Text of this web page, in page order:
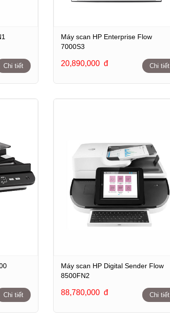
Chi tiết
Máy scan HP Enterprise Flow
7000S3
20,890,000 đ Chi tiết
Chi tiết
Máy scan HP Digital Sender Flow
8500FN2
88,780,000 đ Chi tiết